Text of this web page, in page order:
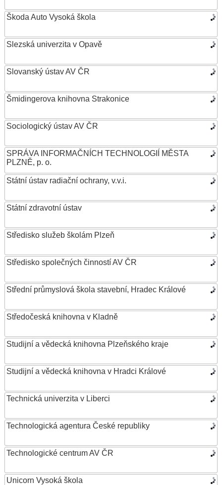
Škoda Auto Vysoká škola
Slezská univerzita v Opavě
Slovanský ústav AV ČR
Šmidingerova knihovna Strakonice
Sociologický ústav AV ČR
SPRÁVA INFORMAČNÍCH TECHNOLOGIÍ MĚSTA
PLZNĚ, p. o.
Státní ústav radiační ochrany, v.v.i.
Státní zdravotní ústav
Středisko služeb školám Plzeň
Středisko společných činností AV ČR
Střední průmyslová škola stavební, Hradec Králové
Středočeská knihovna v Kladně
Studijní a vědecká knihovna Plzeňského kraje
Studijní a vědecká knihovna v Hradci Králové
Technická univerzita v Liberci
Technologická agentura České republiky
Technologické centrum AV ČR
Unicorn Vysoká škola